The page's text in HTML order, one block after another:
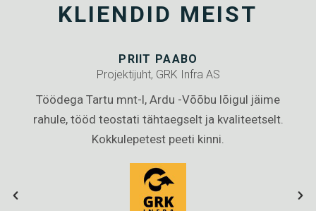
KLIENDID MEIST
PRIIT PAABO
Projektijuht, GRK Infra AS
Töödega Tartu mnt-l, Ardu -Võõbu lõigul jäime
rahule, tööd teostati tähtaegselt ja kvaliteetselt.
Kokkulepetest peeti kinni.